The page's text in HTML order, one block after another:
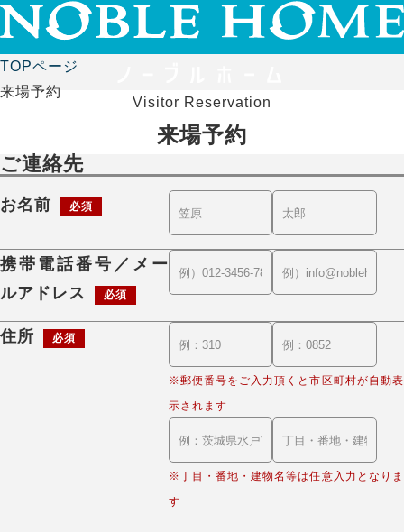
TOPページ
来場予約
Visitor Reservation
来場予約
ご連絡先
お名前 必須
携帯電話番号／メー
ルアドレス
必須
住所 必須
※郵便番号をご入力頂くと市区町村が自動表
示されます
※丁目・番地・建物名等は任意入力となりま
す